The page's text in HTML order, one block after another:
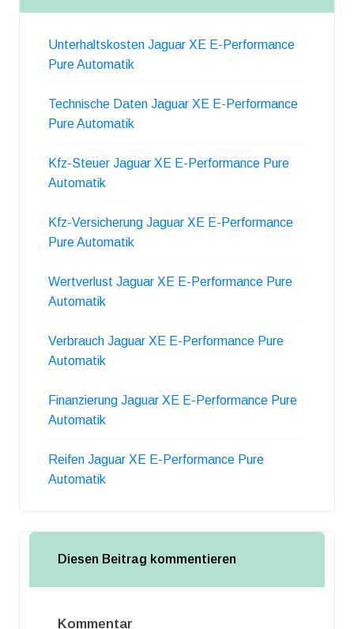
Unterhaltskosten Jaguar XE E-Performance
Pure Automatik
Technische Daten Jaguar XE E-Performance
Pure Automatik
Kfz-Steuer Jaguar XE E-Performance Pure
Automatik
Kfz-Versicherung Jaguar XE E-Performance
Pure Automatik
Wertverlust Jaguar XE E-Performance Pure
Automatik
Verbrauch Jaguar XE E-Performance Pure
Automatik
Finanzierung Jaguar XE E-Performance Pure
Automatik
Reifen Jaguar XE E-Performance Pure
Automatik
Diesen Beitrag kommentieren
Kommentar